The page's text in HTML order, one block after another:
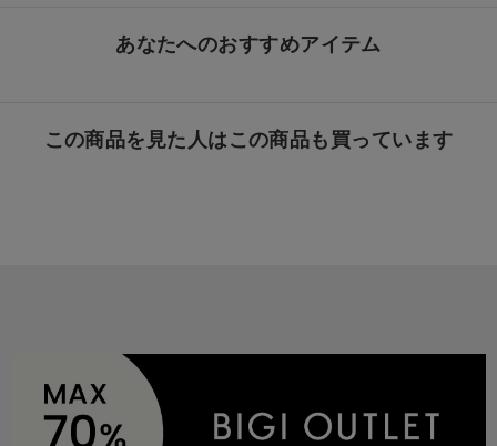
あなたへのおすすめアイテム
この商品を見た人はこの商品も買っています